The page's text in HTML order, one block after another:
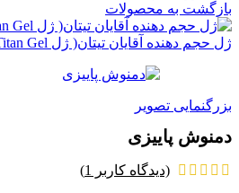
بازگشت به محصولات
ژل حجم دهنده آقايان تيتان( ژل Titan Gel)
بزرگنمایی تصویر
دمنوش پاییزی
(دیدگاه کاربر 1
)